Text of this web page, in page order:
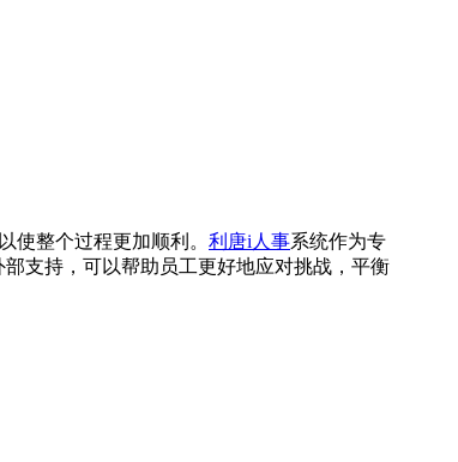
使整个过程更加顺利。 利唐i人事系统作为专
支持，可以帮助员工更好地应对挑战，平衡